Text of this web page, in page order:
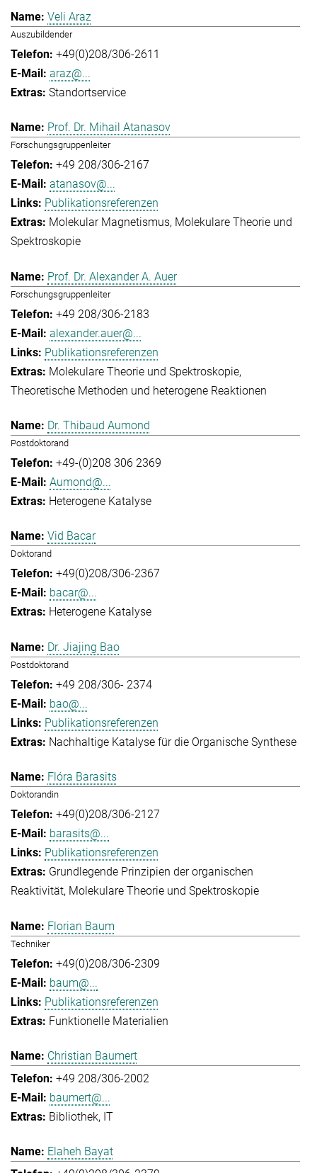
Veli Araz
Auszubildender
+49(0)208/306-2611
araz@...
Standortservice
Prof. Dr. Mihail Atanasov
Forschungsgruppenleiter
+49 208/306-2167
atanasov@...
Publikationsreferenzen
Molekular Magnetismus Molekulare Theorie und
Spektroskopie
Prof. Dr. Alexander A. Auer
Forschungsgruppenleiter
+49 208/306-2183
alexander.auer@...
Publikationsreferenzen
Molekulare Theorie und Spektroskopie
Theoretische Methoden und heterogene Reaktionen
Dr. Thibaud Aumond
Postdoktorand
+49-(0)208 306 2369
Aumond@...
Heterogene Katalyse
Vid Bacar
Doktorand
+49(0)208/306-2367
bacar@...
Heterogene Katalyse
Dr. Jiajing Bao
Postdoktorand
+49 208/306- 2374
bao@...
Publikationsreferenzen
Nachhaltige Katalyse für die Organische Synthese
Flóra Barasits
Doktorandin
+49(0)208/306-2127
barasits@...
Publikationsreferenzen
Grundlegende Prinzipien der organischen
Reaktivität Molekulare Theorie und Spektroskopie
Florian Baum
Techniker
+49(0)208/306-2309
baum@...
Publikationsreferenzen
Funktionelle Materialien
Christian Baumert
+49 208/306-2002
baumert@...
Bibliothek IT
Elaheh Bayat